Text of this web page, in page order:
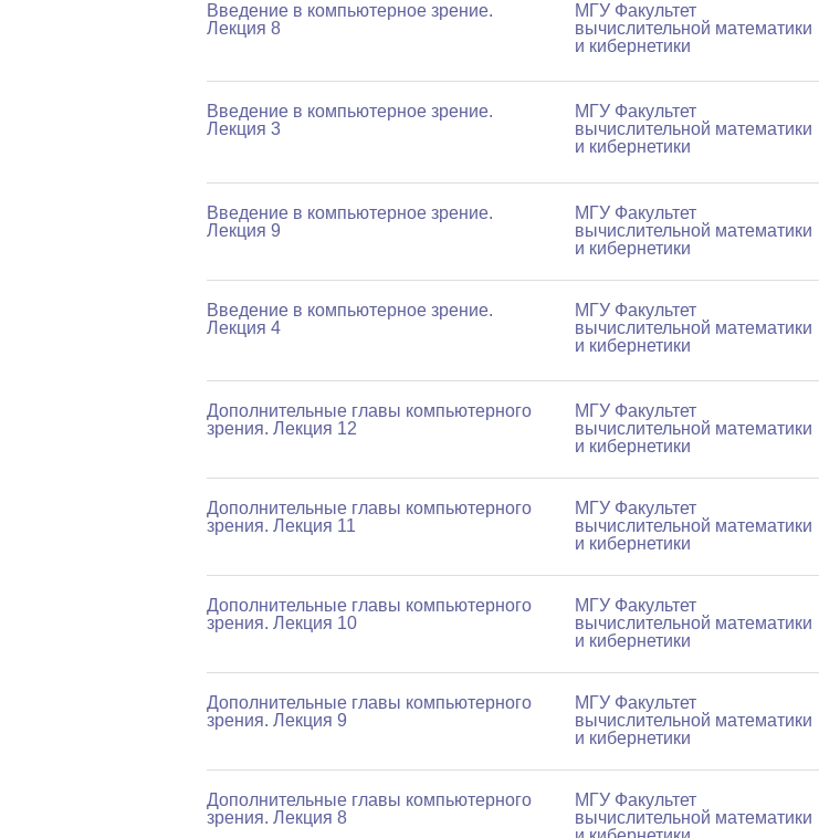
Введение в компьютерное зрение.
Лекция 8
МГУ Факультет
вычислительной математики
и кибернетики
Введение в компьютерное зрение.
Лекция 3
МГУ Факультет
вычислительной математики
и кибернетики
Введение в компьютерное зрение.
Лекция 9
МГУ Факультет
вычислительной математики
и кибернетики
Введение в компьютерное зрение.
Лекция 4
МГУ Факультет
вычислительной математики
и кибернетики
Дополнительные главы компьютерного
зрения. Лекция 12
МГУ Факультет
вычислительной математики
и кибернетики
Дополнительные главы компьютерного
зрения. Лекция 11
МГУ Факультет
вычислительной математики
и кибернетики
Дополнительные главы компьютерного
зрения. Лекция 10
МГУ Факультет
вычислительной математики
и кибернетики
Дополнительные главы компьютерного
зрения. Лекция 9
МГУ Факультет
вычислительной математики
и кибернетики
Дополнительные главы компьютерного
зрения. Лекция 8
МГУ Факультет
вычислительной математики